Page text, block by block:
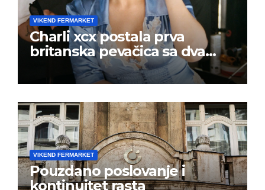
VIKEND FERMARKET
Charli xcx postala prva
britanska pevačica sa dva
albuma na prvom mestu u
istoj kalendarskoj godini
VIKEND FERMARKET
Pouzdano poslovanje i
kontinuitet rasta